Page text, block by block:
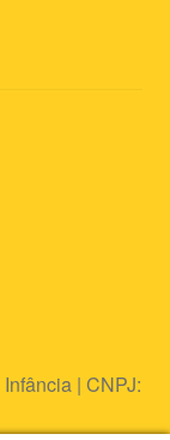
| CNPJ: